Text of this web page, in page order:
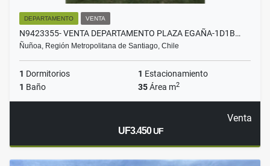
DEPARTAMENTO VENTA
N9423355- VENTA DEPARTAMENTO PLAZA EGAÑA-1D1B…
Ñuñoa, Región Metropolitana de Santiago, Chile
1 Dormitorios 1 Estacionamiento
1 Baño 35Área m2
Venta
UF3.450UF